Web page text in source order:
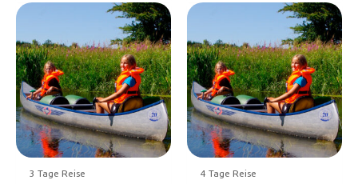
3 Tage Reise 4 Tage Reise